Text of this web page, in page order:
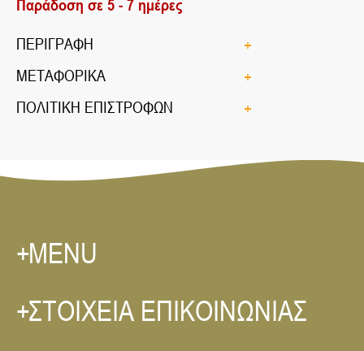
Παράδοση σε 5 - 7 ημέρες
ΠΕΡΙΓΡΑΦΗ
ΜΕΤΑΦΟΡΙΚΑ
ΠΟΛΙΤΙΚΗ ΕΠΙΣΤΡΟΦΩΝ
MENU
ΣΤΟΙΧΕΙΑ ΕΠΙΚΟΙΝΩΝΙΑΣ